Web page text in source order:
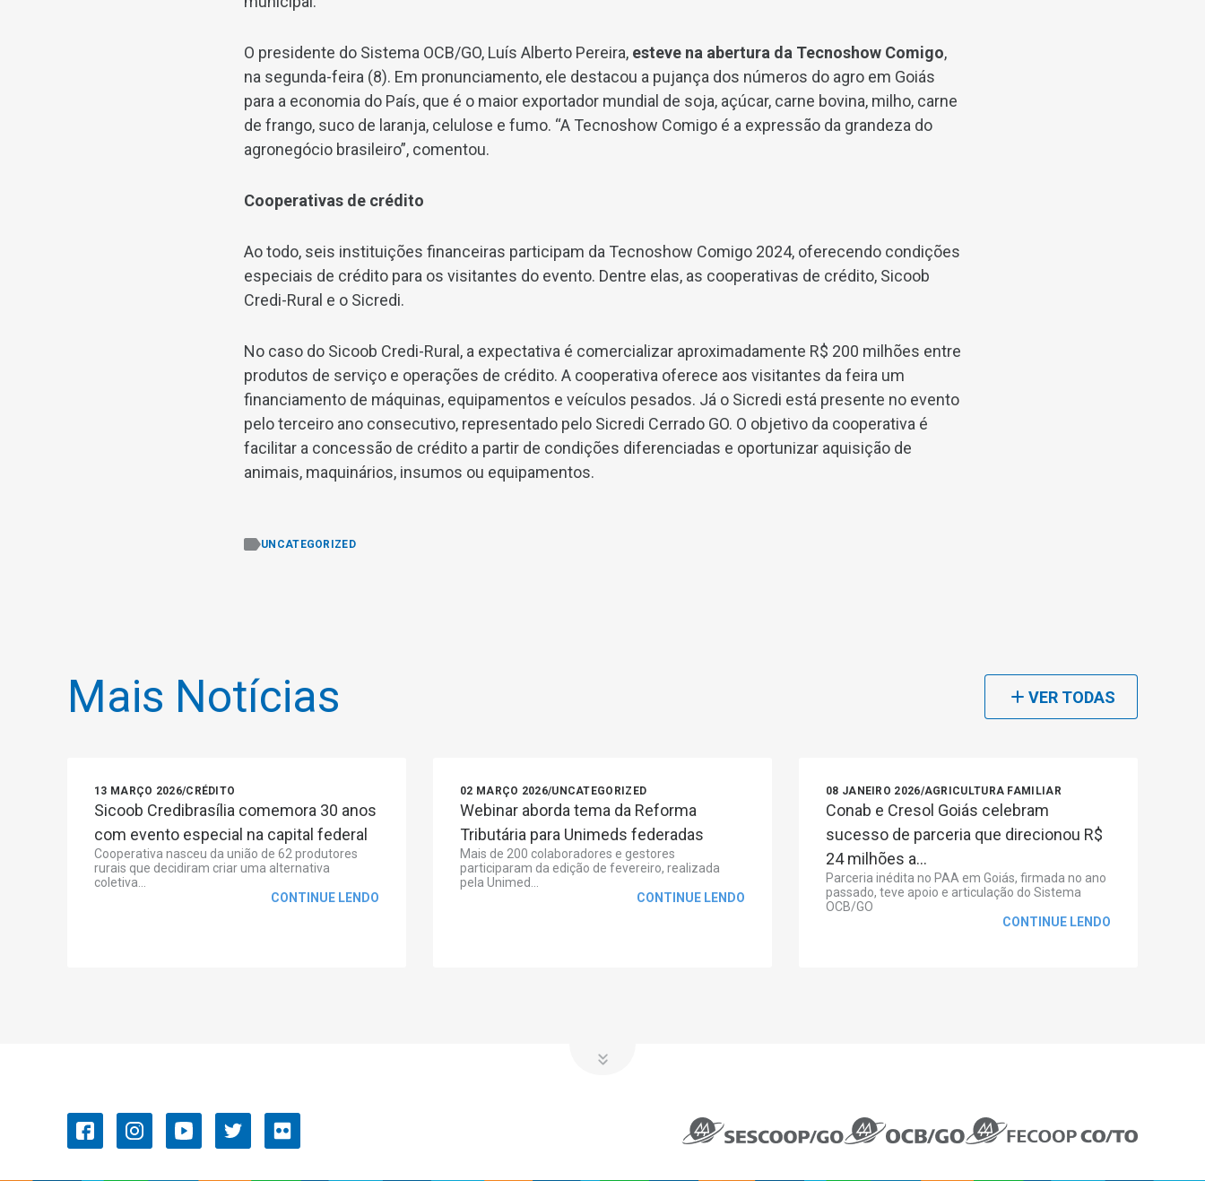
O presidente do Sistema OCB/GO, Luís Alberto Pereira, esteve na abertura da Tecnoshow Comigo,
na segunda-feira (8). Em pronunciamento, ele destacou a pujança dos números do agro em Goiás
para a economia do País, que é o maior exportador mundial de soja, açúcar, carne bovina, milho, carne
de frango, suco de laranja, celulose e fumo. “A Tecnoshow Comigo é a expressão da grandeza do
agronegócio brasileiro”, comentou.
Cooperativas de crédito
Ao todo, seis instituições financeiras participam da Tecnoshow Comigo 2024, oferecendo condições
especiais de crédito para os visitantes do evento. Dentre elas, as cooperativas de crédito, Sicoob
Credi-Rural e o Sicredi.
No caso do Sicoob Credi-Rural, a expectativa é comercializar aproximadamente R$ 200 milhões entre
produtos de serviço e operações de crédito. A cooperativa oferece aos visitantes da feira um
financiamento de máquinas, equipamentos e veículos pesados. Já o Sicredi está presente no evento
pelo terceiro ano consecutivo, representado pelo Sicredi Cerrado GO. O objetivo da cooperativa é
facilitar a concessão de crédito a partir de condições diferenciadas e oportunizar aquisição de
animais, maquinários, insumos ou equipamentos.
UNCATEGORIZED
Mais Notícias VER TODAS
13 MARÇO 2026/CRÉDITO
Sicoob Credibrasília comemora 30 anos
com evento especial na capital federal
Cooperativa nasceu da união de 62 produtores
rurais que decidiram criar uma alternativa
coletiva...
CONTINUE LENDO
02 MARÇO 2026/UNCATEGORIZED
Webinar aborda tema da Reforma
Tributária para Unimeds federadas
Mais de 200 colaboradores e gestores
participaram da edição de fevereiro, realizada
pela Unimed...
CONTINUE LENDO
08 JANEIRO 2026/AGRICULTURA FAMILIAR
Conab e Cresol Goiás celebram
sucesso de parceria que direcionou R$
24 milhões a...
Parceria inédita no PAA em Goiás, firmada no ano
passado, teve apoio e articulação do Sistema
OCB/GO
CONTINUE LENDO
OCB/GO
Convenções Coletivas de
TRANSPARÊNCIA
CONTATO
Fale Conosco